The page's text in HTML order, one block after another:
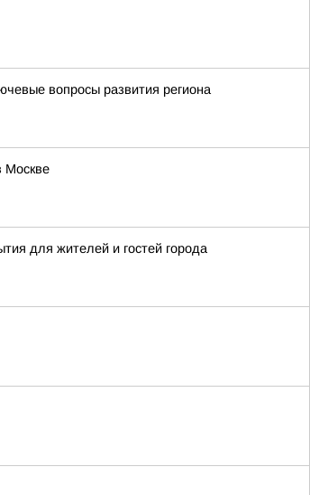
вопросы развития региона
Москве
для жителей и гостей города